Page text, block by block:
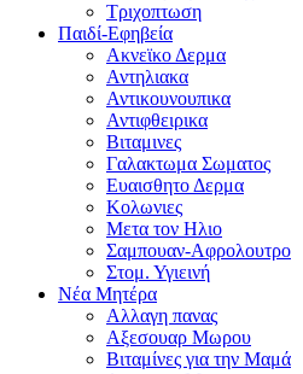
Τριχοπτωση
Παιδί-Εφηβεία
Ακνεϊκο Δερμα
Αντηλιακα
Αντικουνουπικα
Αντιφθειρικα
Βιταμινες
Γαλακτωμα Σωματος
Ευαισθητο Δερμα
Κολωνιες
Μετα τον Ηλιο
Σαμπουαν-Αφρολουτρο
Στομ. Υγιεινή
Νέα Μητέρα
Αλλαγη πανας
Αξεσουαρ Μωρου
Βιταμίνες για την Μαμά